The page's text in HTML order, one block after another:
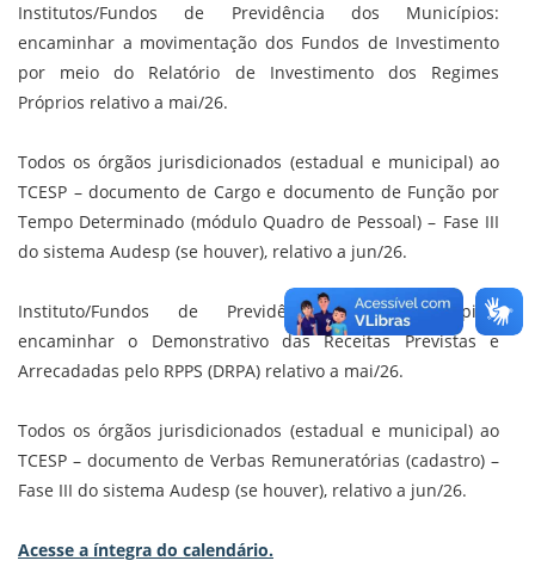
Institutos/Fundos de Previdência dos Municípios:
encaminhar a movimentação dos Fundos de Investimento
por meio do Relatório de Investimento dos Regimes
Próprios relativo a mai/26.
Todos os órgãos jurisdicionados (estadual e municipal) ao
TCESP – documento de Cargo e documento de Função por
Tempo Determinado (módulo Quadro de Pessoal) – Fase III
do sistema Audesp (se houver), relativo a jun/26.
Instituto/Fundos de Previdência dos municípios:
encaminhar o Demonstrativo das Receitas Previstas e
Arrecadadas pelo RPPS (DRPA) relativo a mai/26.
Todos os órgãos jurisdicionados (estadual e municipal) ao
TCESP – documento de Verbas Remuneratórias (cadastro) –
Fase III do sistema Audesp (se houver), relativo a jun/26.
Acesse a íntegra do calendário.